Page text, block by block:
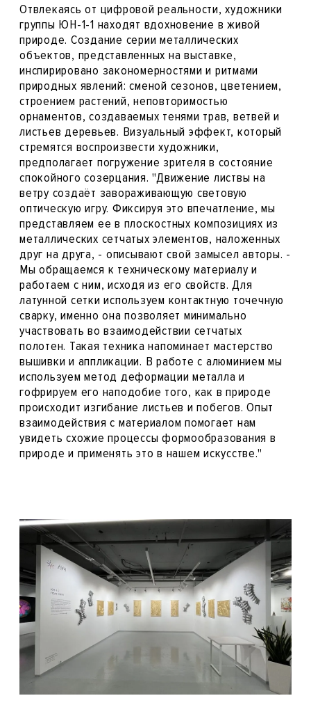
Отвлекаясь от цифровой реальности, художники
группы ЮН-1-1 находят вдохновение в живой
природе. Создание серии металлических
объектов, представленных на выставке,
инспирировано закономерностями и ритмами
природных явлений: сменой сезонов, цветением,
строением растений, неповторимостью
орнаментов, создаваемых тенями трав, ветвей и
листьев деревьев. Визуальный эффект, который
стремятся воспроизвести художники,
предполагает погружение зрителя в состояние
спокойного созерцания. "Движение листвы на
ветру создаёт завораживающую световую
оптическую игру. Фиксируя это впечатление, мы
представляем ее в плоскостных композициях из
металлических сетчатых элементов, наложенных
друг на друга, - описывают свой замысел авторы. -
Мы обращаемся к техническому материалу и
работаем с ним, исходя из его свойств. Для
латунной сетки используем контактную точечную
сварку, именно она позволяет минимально
участвовать во взаимодействии сетчатых
полотен. Такая техника напоминает мастерство
вышивки и аппликации. В работе с алюминием мы
используем метод деформации металла и
гофрируем его наподобие того, как в природе
происходит изгибание листьев и побегов. Опыт
взаимодействия с материалом помогает нам
увидеть схожие процессы формообразования в
природе и применять это в нашем искусстве."